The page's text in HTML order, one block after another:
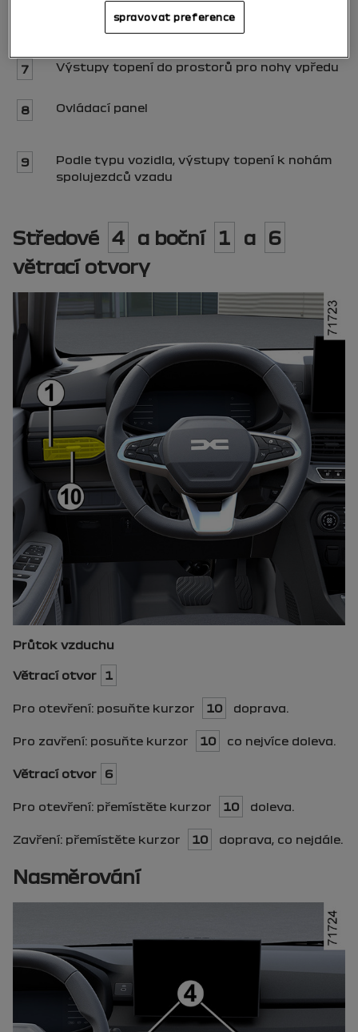
Pravý boční větrací otvor
7 Výstupy topení do prostorů pro nohy vpředu
8 Ovládací panel
9
Podle typu vozidla, výstupy topení k nohám
spolujezdců vzadu
Středové 4 a boční 1 a
6
větrací otvory
Průtok vzduchu
Větrací otvor 1
Pro otevření: posuňte kurzor 10 doprava.
Pro zavření: posuňte kurzor 10 co nejvíce doleva.
Větrací otvor 6
Pro otevření: přemístěte kurzor 10 doleva.
Zavření: přemístěte kurzor 10 doprava, co nejdále.
Nasměrování
spravovat preference